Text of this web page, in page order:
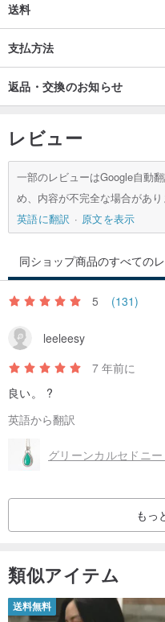
送料
支払方法
返品・交換のお知らせ
レビュー
一部のレビューはGoogle自動
め、内容が不完全な場合があり
英語に翻訳
原文を表示
同ショップ商品のすべての
5 (131)
leeleesy
7 年前に
良い。 ?
英語から翻訳
もっ
類似アイテム
送料無料